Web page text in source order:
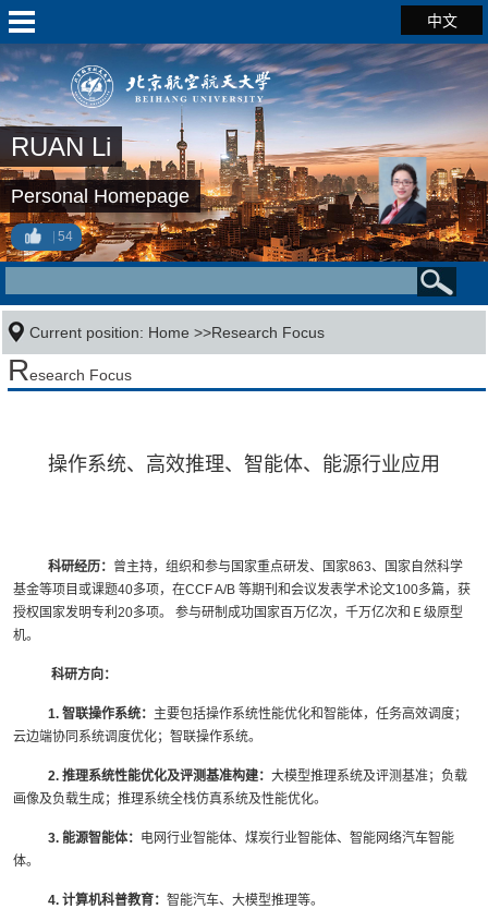
中文
RUAN Li
Personal Homepage
54
Current position: Home >>Research Focus
Research Focus
操作系统、高效推理、智能体、能源行业应用
科研经历： 曾主持，组织和参与国家重点研发、国家863、国家自然科学
基金等项目或课题40多项，在CCF A/B 等期刊和会议发表学术论文100多篇，获
授权国家发明专利20多项。 参与研制成功国家百万亿次，千万亿次和Ｅ级原型
机。
科研方向：
1. 智联操作系统： 主要包括操作系统性能优化和智能体，任务高效调度；
云边端协同系统调度优化；智联操作系统。
2. 推理系统性能优化及评测基准构建：大模型推理系统及评测基准；负载
画像及负载生成；推理系统全栈仿真系统及性能优化。
3. 能源智能体： 电网行业智能体、煤炭行业智能体、智能网络汽车智能
体。
4. 计算机科普教育：智能汽车、大模型推理等。